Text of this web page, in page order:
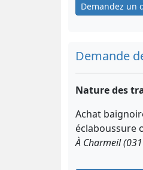
Demandez un
Demande
Nature des
Achat
éclaboussure
À Charmeil